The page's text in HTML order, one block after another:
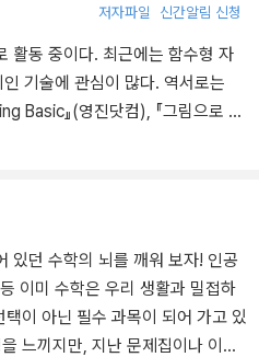
학교실 ‘나가노 수학학원’ 원장을
패널로 출연하는 등 수학 저널리
NHK 교육방송의 <시험의 왕도>
학에 합격할 수 있도록 전문가가
르치는 학원’ 베스트 3에 선정되
을 위한 수학 공부법》《어른을 위
을 위한 쉬운 수학발상법》등이 있
저자파일 신간알림 신청
활동 중이다. 최근에는 함수형 자
기술에 관심이 많다. 역서로는
Basic』(영진닷컴), 『그림으로 배
던 수학의 뇌를 깨워 보자! 인공
이미 수학은 우리 생활과 밀접하
이 아닌 필수 과목이 되어 가고 있
느끼지만, 지난 문제집이나 이론